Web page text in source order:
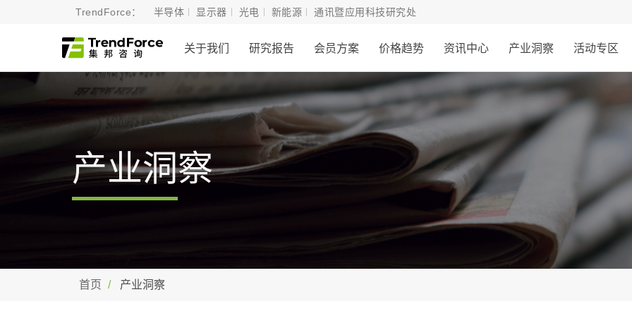
TrendForce： 半导体 显示器 光电 新能源 通讯暨应用科技研究处
关于我们 研究报告 会员方案 价格趋势 资讯中心 产业洞察 活动专区
产业洞察
首页 产业洞察